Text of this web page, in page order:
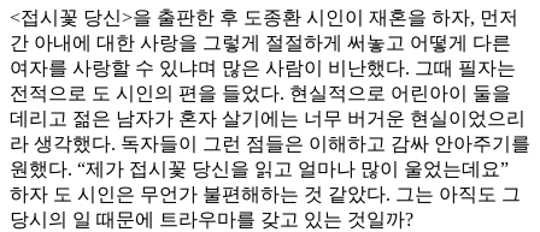
<접시꽃 당신>을 출판한 후 도종환 시인이 재혼을 하자, 먼저
간 아내에 대한 사랑을 그렇게 절절하게 써놓고 어떻게 다른
여자를 사랑할 수 있냐며 많은 사람이 비난했다. 그때 필자는
전적으로 도 시인의 편을 들었다. 현실적으로 어린아이 둘을
데리고 젊은 남자가 혼자 살기에는 너무 버거운 현실이었으리
라 생각했다. 독자들이 그런 점들은 이해하고 감싸 안아주기를
원했다. “제가 접시꽃 당신을 읽고 얼마나 많이 울었는데요”
하자 도 시인은 무언가 불편해하는 것 같았다. 그는 아직도 그
당시의 일 때문에 트라우마를 갖고 있는 것일까?